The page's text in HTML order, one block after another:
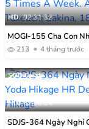
HD 02:31:32
MOGI-155 Cha Con
Người Lớn. Cô Thích
đường Hậu Môn.
213 4 tháng trước
SOD Create
HD 02:08:04
SDJS-364 Ngày Nghỉ